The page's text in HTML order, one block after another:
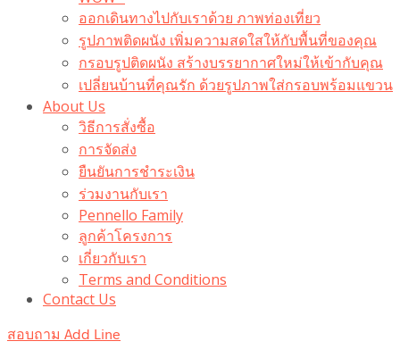
ออกเดินทางไปกับเราด้วย ภาพท่องเที่ยว
รูปภาพติดผนัง เพิ่มความสดใสให้กับพื้นที่ของคุณ
กรอบรูปติดผนัง สร้างบรรยากาศใหม่ให้เข้ากับคุณ
เปลี่ยนบ้านที่คุณรัก ด้วยรูปภาพใส่กรอบพร้อมแขวน​
About Us
วิธีการสั่งซื้อ
การจัดส่ง
ยืนยันการชำระเงิน
ร่วมงานกับเรา
Pennello Family
ลูกค้าโครงการ
เกี่ยวกับเรา
Terms and Conditions
Contact Us
สอบถาม Add Line